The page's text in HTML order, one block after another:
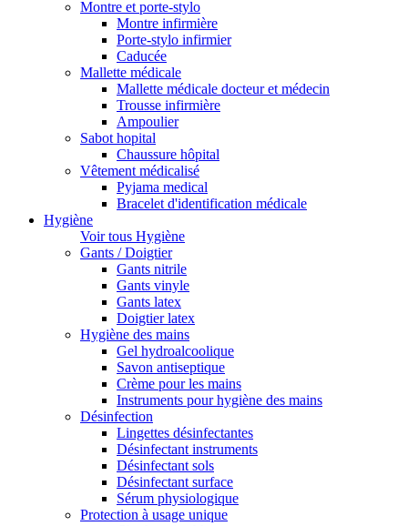
Montre et porte-stylo
Montre infirmière
Porte-stylo infirmier
Caducée
Mallette médicale
Mallette médicale docteur et médecin
Trousse infirmière
Ampoulier
Sabot hopital
Chaussure hôpital
Vêtement médicalisé
Pyjama medical
Bracelet d'identification médicale
Hygiène
Voir tous Hygiène
Gants / Doigtier
Gants nitrile
Gants vinyle
Gants latex
Doigtier latex
Hygiène des mains
Gel hydroalcoolique
Savon antiseptique
Crème pour les mains
Instruments pour hygiène des mains
Désinfection
Lingettes désinfectantes
Désinfectant instruments
Désinfectant sols
Désinfectant surface
Sérum physiologique
Protection à usage unique